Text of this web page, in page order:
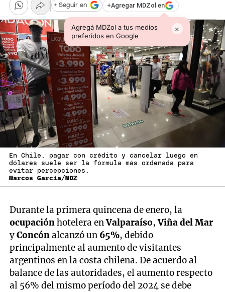
+Agregar MDZol en
Agregá MDZol a tus medios
preferidos en Google
×
+ Seguir en
En Chile, pagar con crédito y cancelar luego en
dólares suele ser la fórmula más ordenada para
evitar percepciones.
Marcos Garcia/MDZ
Durante la primera quincena de enero, la
ocupaciónhotelera enValparaíso,Viña del Mar
yConcónalcanzó un 65%, debido
principalmente al aumento de visitantes
argentinos en la costa chilena. De acuerdo al
balance de las autoridades, el aumento respecto
al 56% del mismo período del 2024 se debe